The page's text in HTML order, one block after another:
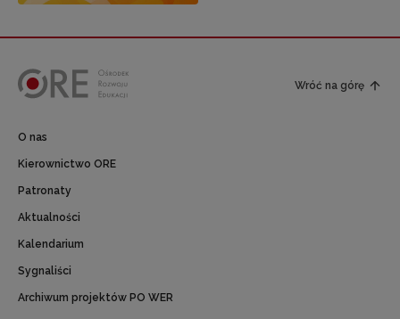
Wróć na górę
O nas
Kierownictwo ORE
Patronaty
Aktualności
Kalendarium
Sygnaliści
Archiwum projektów PO WER